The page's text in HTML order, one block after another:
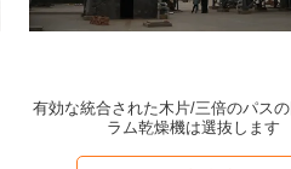
有効な統合された木片/三倍のパス
ラム乾燥機は選抜します